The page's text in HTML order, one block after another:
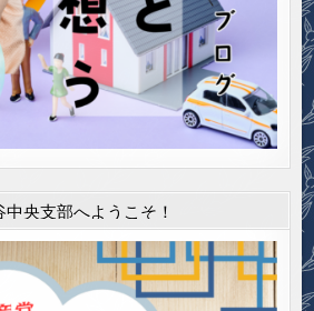
中央支部へようこそ！